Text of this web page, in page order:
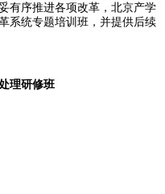
有序推进各项改革，北京产学
系统专题培训班，并提供后续
理研修班